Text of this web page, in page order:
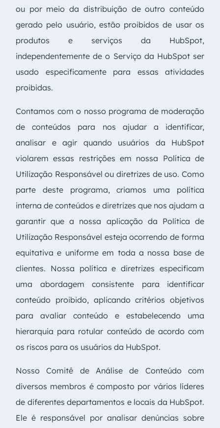
ou por meio da distribuição de outro conteúdo
gerado pelo usuário, estão proibidos de usar os
produtos e serviços da HubSpot,
independentemente de o Serviço da HubSpot ser
usado especificamente para essas atividades
proibidas.
Contamos com o nosso programa de moderação
de conteúdos para nos ajudar a identificar,
analisar e agir quando usuários da HubSpot
violarem essas restrições em nossa Política de
Utilização Responsável ou diretrizes de uso. Como
parte deste programa, criamos uma política
interna de conteúdos e diretrizes que nos ajudam a
garantir que a nossa aplicação da Política de
Utilização Responsável esteja ocorrendo de forma
equitativa e uniforme em toda a nossa base de
clientes. Nossa política e diretrizes especificam
uma abordagem consistente para identificar
conteúdo proibido, aplicando critérios objetivos
para avaliar conteúdo e estabelecendo uma
hierarquia para rotular conteúdo de acordo com
os riscos para os usuários da HubSpot.
Nosso Comitê de Análise de Conteúdo com
diversos membros é composto por vários líderes
de diferentes departamentos e locais da HubSpot.
Ele é responsável por analisar denúncias sobre